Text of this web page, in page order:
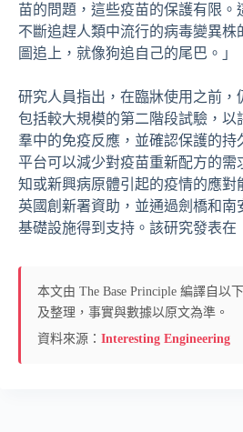
苗的問題，這些疫苗的保護有限。
不斷追趕人類中流行的病毒變異株
圖追上，就像狗追自己的尾巴。」
研究人員指出，在臨牀使用之前，
包括較大規模的第二階段試驗，以
羣中的免疫反應，並確認保護的持
平台可以減少對疫苗重新配方的需
知或新興病原體引起的疫情的應對
英國創新署資助，並通過劍橋和南
基礎設施得到支持。該研究發表在
本文由 The Base Principle 編譯自以
及整理，事實與數據以原文為準。
資料來源： Interesting Engineering